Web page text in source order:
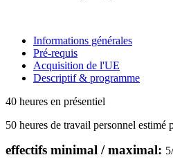
Informations générales
Pré-requis
Acquisition de l'UE
Descriptif & programme
40 heures en présentiel
50 heures de travail personnel estimé
effectifs minimal / maximal: 5/